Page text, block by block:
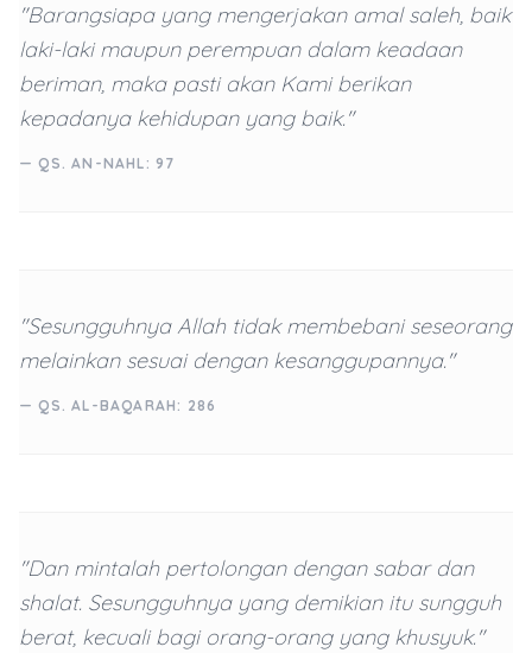
"Barangsiapa yang mengerjakan amal saleh, baik
laki-laki maupun perempuan dalam keadaan
beriman, maka pasti akan Kami berikan
kepadanya kehidupan yang baik."
— QS. AN-NAHL: 97
"Sesungguhnya Allah tidak membebani seseorang
melainkan sesuai dengan kesanggupannya."
— QS. AL-BAQARAH: 286
"Dan mintalah pertolongan dengan sabar dan
shalat. Sesungguhnya yang demikian itu sungguh
berat, kecuali bagi orang-orang yang khusyuk."